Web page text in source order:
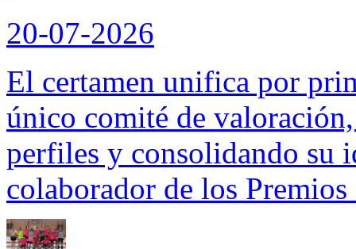
20-07-2026
El certamen unifica por
único comité de
perfiles y consolidando su
colaborador de los Premios